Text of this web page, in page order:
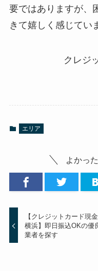
要ではありますが、
きて嬉しく感じてい
クレジ
エリア
よかっ
【クレジットカード現
横浜】即日振込OKの優
業者を探す